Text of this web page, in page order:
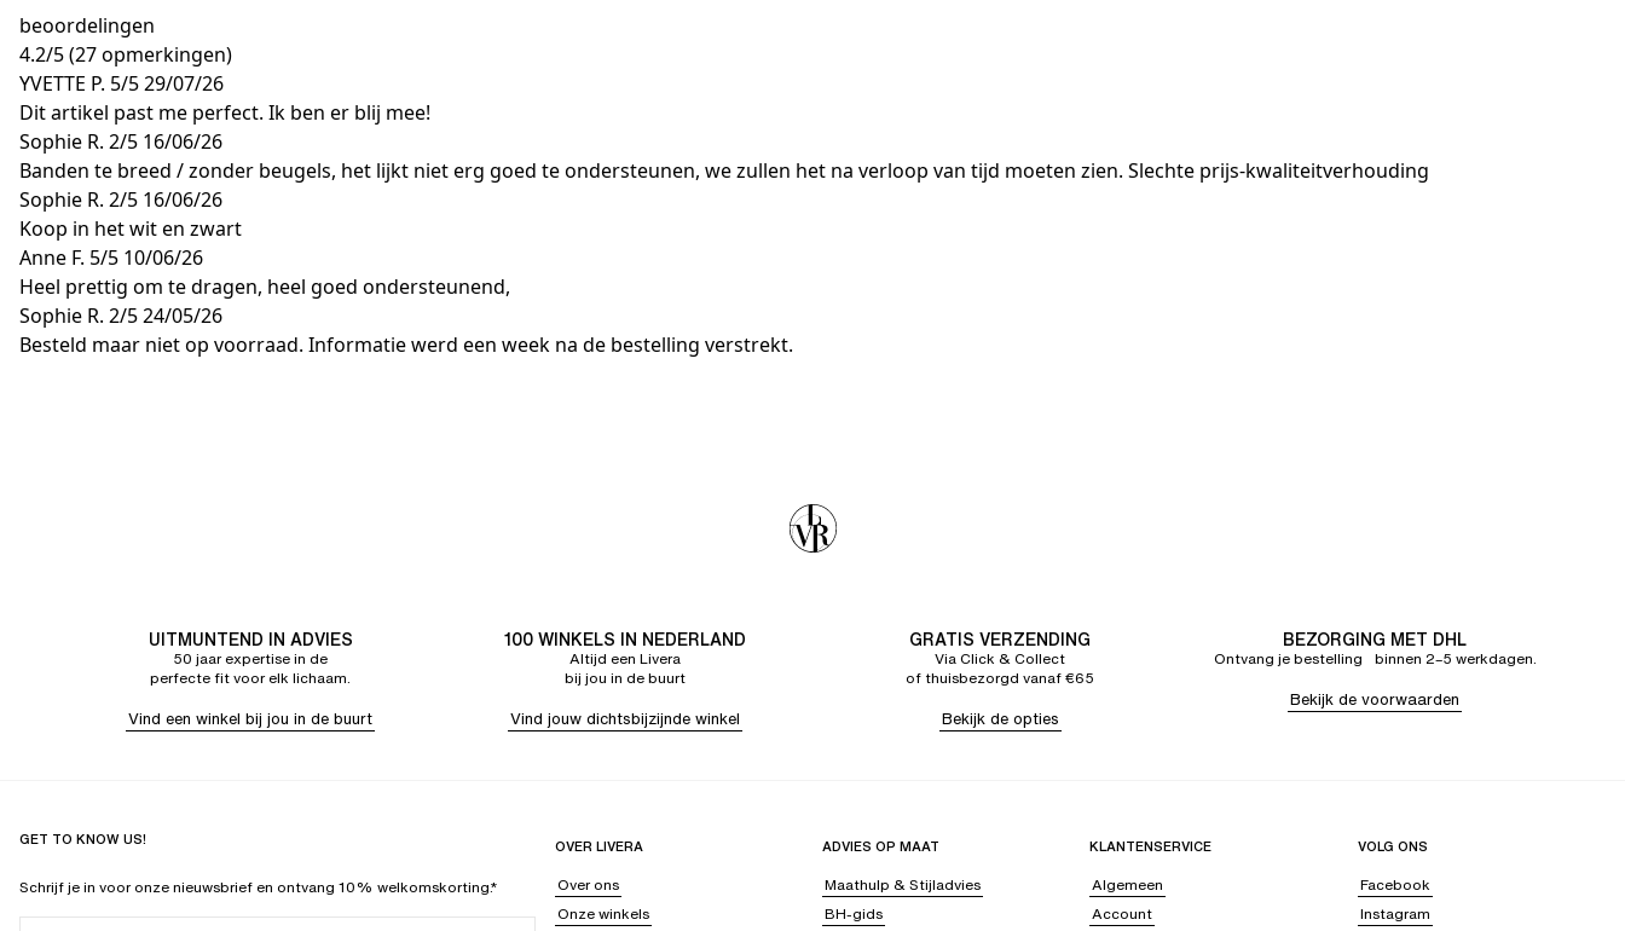
beoordelingen
4.2/5(27 opmerkingen)
YVETTE P. 5/529/07/26
Dit artikel past me perfect. Ik ben er blij mee!
Sophie R. 2/5 16/06/26
Banden te breed / zonder beugels, het lijkt niet erg goed te ondersteunen, we zullen het na verloop van tijd moeten zien. Slechte prijs-kwaliteitverhouding
Sophie R. 2/5 16/06/26
Koop in het wit en zwart
Anne F. 5/5 10/06/26
Heel prettig om te dragen, heel goed ondersteunend,
Sophie R. 2/524/05/26
Besteld maar niet op voorraad. Informatie werd een week na de bestelling verstrekt.
UITMUNTEND IN ADVIES
50 jaar expertise in de
perfecte fit voor elk lichaam.
Vind een winkel bij jou in de buurt
100 WINKELS IN NEDERLAND
Altijd een Livera
bij jou in de buurt
Vind jouw dichtsbijzijnde winkel
GRATIS VERZENDING
Via Click & Collect
of thuisbezorgd vanaf €65
Bekijk de opties
BEZORGING MET DHL
Ontvang je bestelling binnen 2–5 werkdagen.
Bekijk de voorwaarden
GET TO KNOW US!
Schrijf je in voor onze nieuwsbrief en ontvang 10% welkomskorting.*
OVER LIVERA
Over ons
Onze winkels
ADVIES OP MAAT
Maathulp & Stijladvies
BH-gids
KLANTENSERVICE
Algemeen
Account
VOLG ONS
Facebook
Instagram